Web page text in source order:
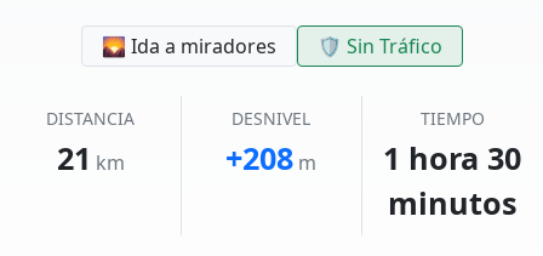
🌄 Ida a miradores 🛡️ Sin Tráfico
DISTANCIA
21 km
DESNIVEL
+208 m
TIEMPO
1 hora 30
minutos